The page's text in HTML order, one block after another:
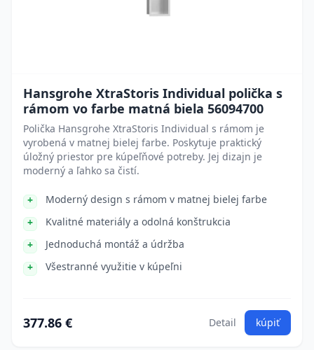
Hansgrohe XtraStoris Individual polička s
rámom vo farbe matná biela 56094700
Polička Hansgrohe XtraStoris Individual s rámom je
vyrobená v matnej bielej farbe. Poskytuje praktický
úložný priestor pre kúpeľňové potreby. Jej dizajn je
moderný a ľahko sa čistí.
Moderný design s rámom v matnej bielej farbe
Kvalitné materiály a odolná konštrukcia
Jednoduchá montáž a údržba
Všestranné využitie v kúpeľni
377.86 € Detail kúpiť